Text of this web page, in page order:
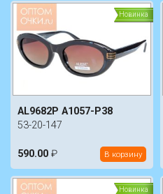
Новинка
AL9682P A1057-P38
53-20-147
590.00 ₽ В корзину
Новинка